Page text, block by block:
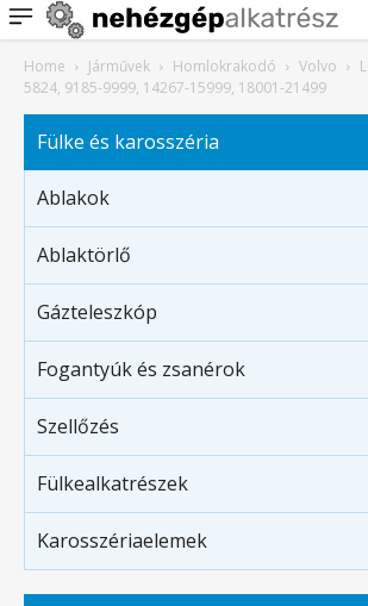
Home Járművek Homlokrakodó Volvo
5824, 9185-9999, 14267-15999, 18001-21499
Fülke és karosszéria
Ablakok
Ablaktörlő
Gázteleszkóp
Fogantyúk és zsanérok
Szellőzés
Fülkealkatrészek
Karosszériaelemek